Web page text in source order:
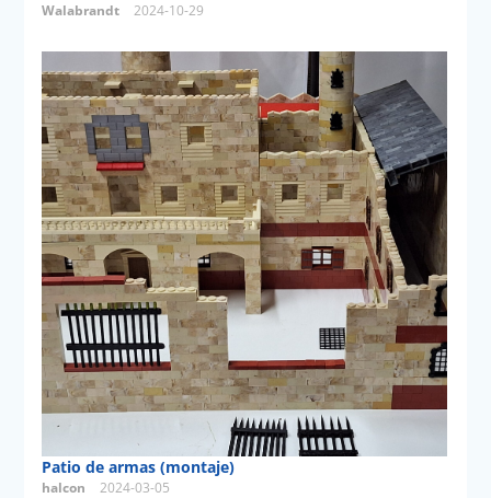
Walabrandt 2024-10-29
Patio de armas (montaje)
halcon 2024-03-05